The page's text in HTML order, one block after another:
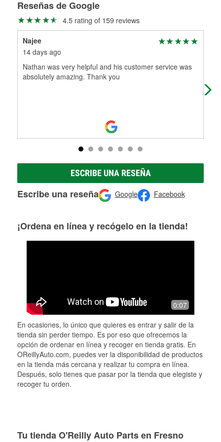
Más información sobre el Programa de Préstamo de
Herramientas de O'Reilly
medirán tus tambores o discos para determinar si pueden
ser rectificados con seguridad. Si tus tambores o discos no
pueden ser reutilizados, podemos ayudarte a encontrar las
partes de reemplazo correctas para tu reparación.
Rectificación de tambores y discos de freno
Reseñas de Google
4.5 rating of 159 reviews
Najee
14 days ago
Nathan was very helpful and his customer service was
absolutely amazing. Thank you
ESCRIBE UNA RESEÑA
Escribe una reseña Google Facebook
¡Ordena en línea y recógelo en la tienda!
0:07
En ocasiones, lo único que quieres es entrar y salir de la
tienda sin perder tiempo. Es por eso que ofrecemos la
opción de ordenar en línea y recoger en tienda gratis. En
OReillyAuto.com, puedes ver la disponibilidad de productos
en la tienda más cercana y realizar tu compra en línea.
Después, solo tienes que pasar por la tienda que elegiste y
recoger tu orden.
Tu tienda O'Reilly Auto Parts en Fresno